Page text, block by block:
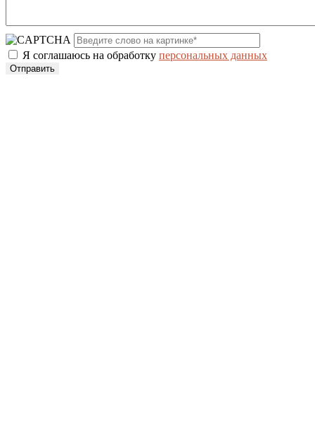
Я соглашаюсь на обработку персональных данных